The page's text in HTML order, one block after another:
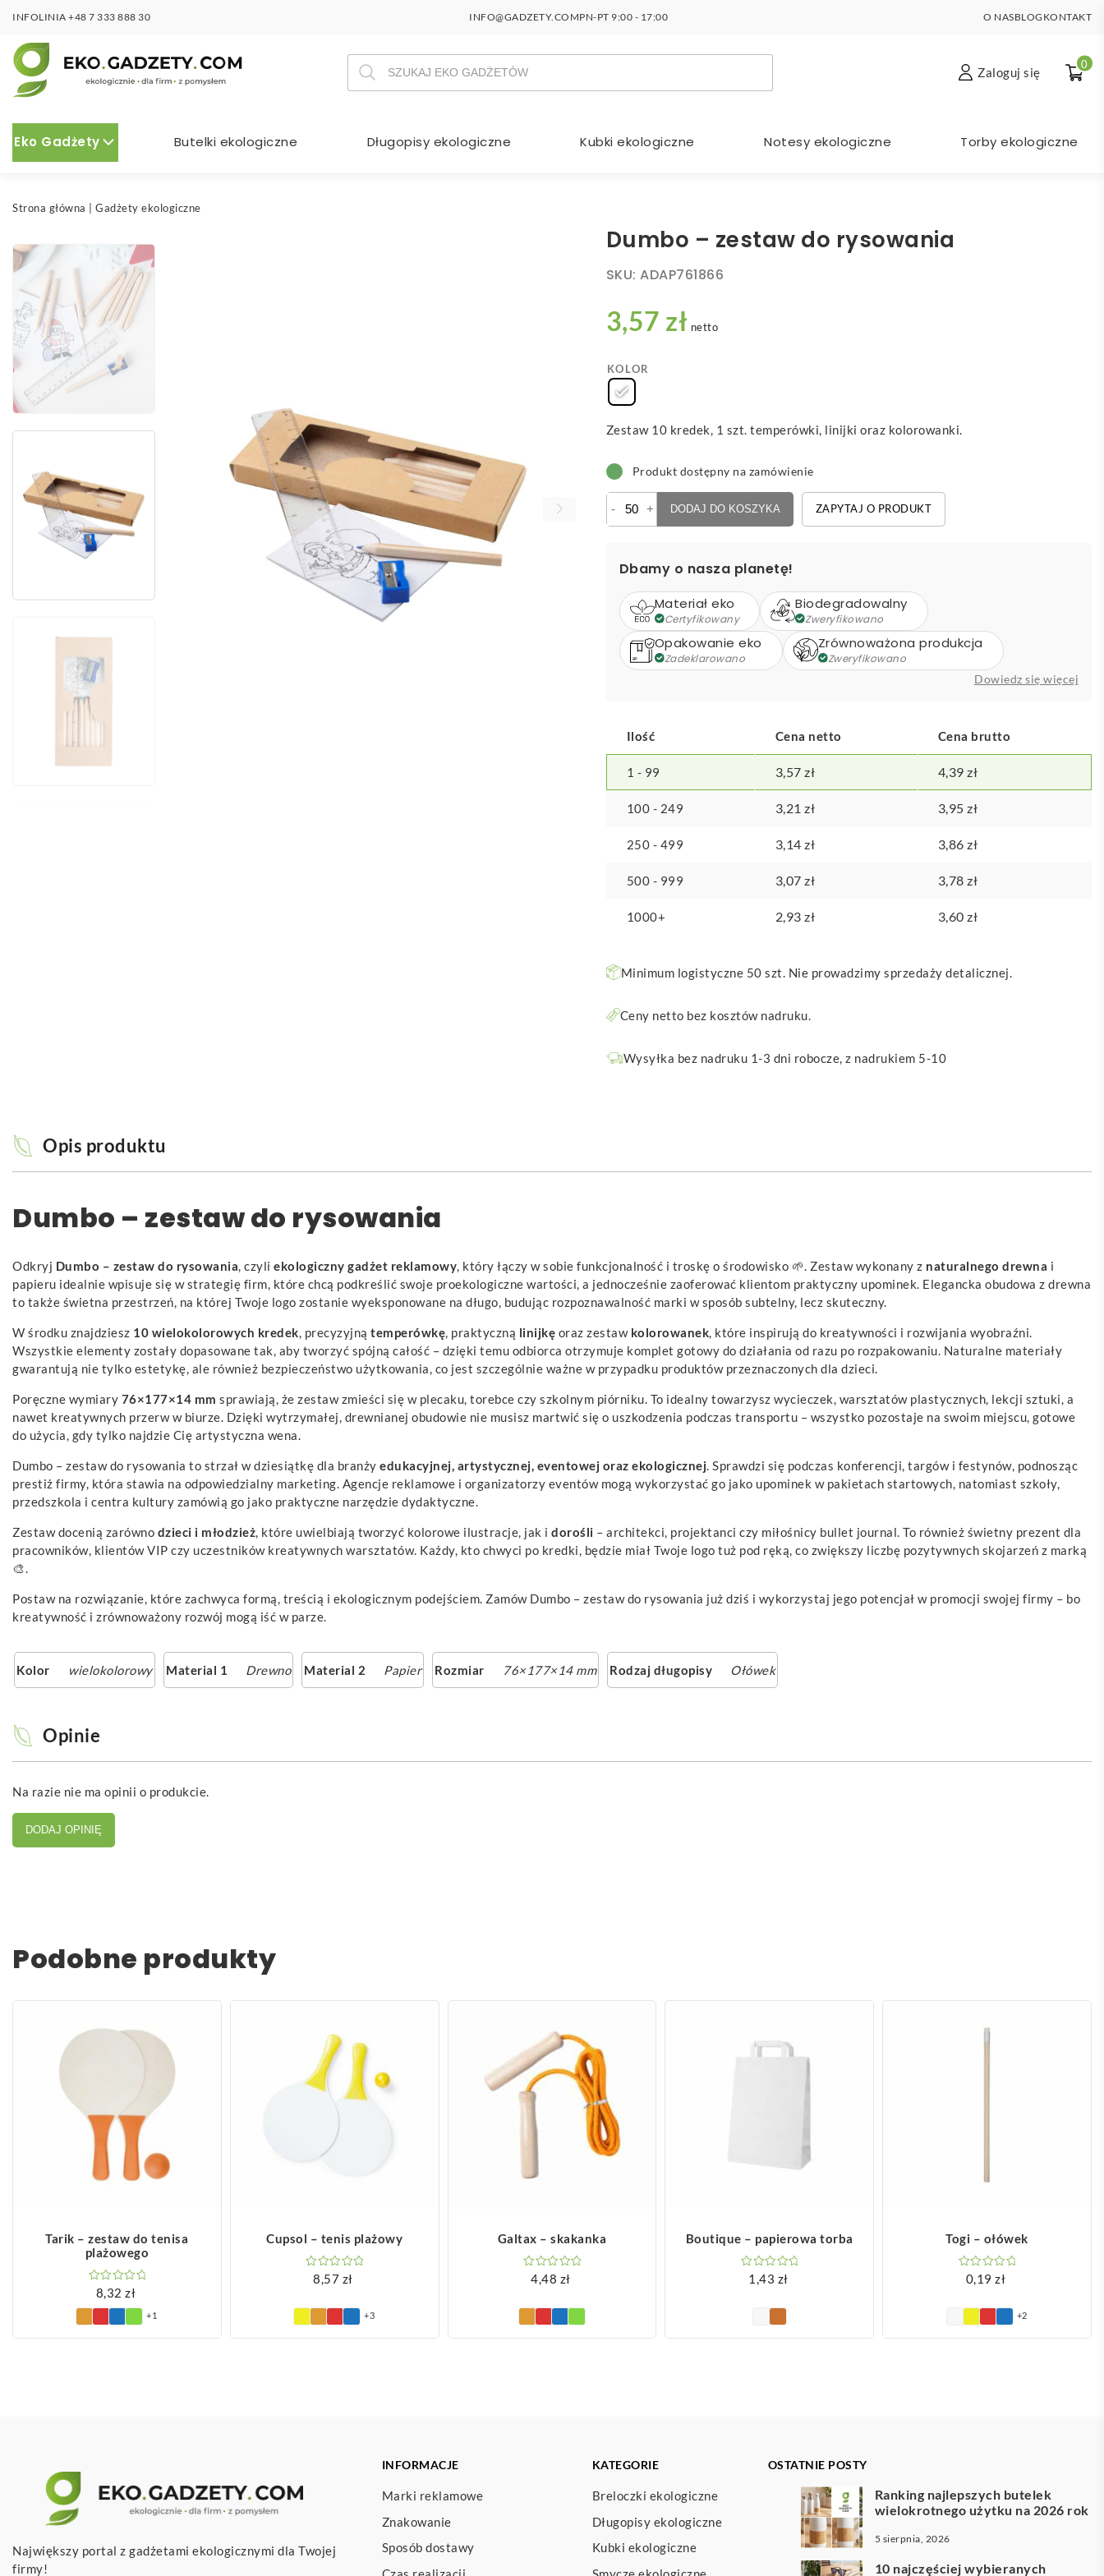
INFOLINIA +48 7 333 888 30 INFO@GADZETY.COMPN-PT 9:00 - 17:00 O NASBLOG KONTAKT
Wyszukiwarka
produktów
Zaloguj się
0
Eko Gadżety Butelki ekologiczne Długopisy ekologiczne Kubki ekologiczne Notesy ekologiczne Torby ekologiczne
Strona główna Gadżety ekologiczne
Dumbo – zestaw do rysowania
SKU:ADAP761866
3,57 zł netto
KOLOR
Zestaw 10 kredek, 1 szt. temperówki, linijki oraz kolorowanki.
Produkt dostępny na zamówienie
-
ilość
rysowania
+ DODAJ DO KOSZYKA ZAPYTAJ O PRODUKT
Dbamy o nasza planetę!
Materiał eko
Certyfikowany
Biodegradowalny
Zweryfikowano
Opakowanie eko
Zadeklarowano
Zrównoważona produkcja
Zweryfikowano
Dowiedz się więcej
Ilość Cena netto Cena brutto
1 - 99 3,57zł 4,39zł
100 - 249 3,21zł 3,95zł
250 - 499 3,14zł 3,86zł
500 - 999 3,07zł 3,78zł
1000+ 2,93zł 3,60zł
Minimum logistyczne 50 szt. Nie prowadzimy sprzedaży detalicznej.
Ceny netto bez kosztów nadruku.
Wysyłka bez nadruku 1-3 dni robocze, z nadrukiem 5-10
Opis produktu
Dumbo – zestaw do rysowania
Odkryj Dumbo – zestaw do rysowania, czyli ekologiczny gadżet reklamowy, który łączy w sobie funkcjonalność i troskę o środowisko 🌱. Zestaw wykonany z naturalnego drewna i
papieru idealnie wpisuje się w strategię firm, które chcą podkreślić swoje proekologiczne wartości, a jednocześnie zaoferować klientom praktyczny upominek. Elegancka obudowa z drewna
to także świetna przestrzeń, na której Twoje logo zostanie wyeksponowane na długo, budując rozpoznawalność marki w sposób subtelny, lecz skuteczny.
W środku znajdziesz 10 wielokolorowych kredek, precyzyjną temperówkę, praktyczną linijkę oraz zestaw kolorowanek, które inspirują do kreatywności i rozwijania wyobraźni.
Wszystkie elementy zostały dopasowane tak, aby tworzyć spójną całość – dzięki temu odbiorca otrzymuje komplet gotowy do działania od razu po rozpakowaniu. Naturalne materiały
gwarantują nie tylko estetykę, ale również bezpieczeństwo użytkowania, co jest szczególnie ważne w przypadku produktów przeznaczonych dla dzieci.
Poręczne wymiary 76×177×14 mm sprawiają, że zestaw zmieści się w plecaku, torebce czy szkolnym piórniku. To idealny towarzysz wycieczek, warsztatów plastycznych, lekcji sztuki, a
nawet kreatywnych przerw w biurze. Dzięki wytrzymałej, drewnianej obudowie nie musisz martwić się o uszkodzenia podczas transportu – wszystko pozostaje na swoim miejscu, gotowe
do użycia, gdy tylko najdzie Cię artystyczna wena.
Dumbo – zestaw do rysowania to strzał w dziesiątkę dla branży edukacyjnej, artystycznej, eventowej oraz ekologicznej. Sprawdzi się podczas konferencji, targów i festynów, podnosząc
prestiż firmy, która stawia na odpowiedzialny marketing. Agencje reklamowe i organizatorzy eventów mogą wykorzystać go jako upominek w pakietach startowych, natomiast szkoły,
przedszkola i centra kultury zamówią go jako praktyczne narzędzie dydaktyczne.
Zestaw docenią zarówno dzieci i młodzież, które uwielbiają tworzyć kolorowe ilustracje, jak i dorośli – architekci, projektanci czy miłośnicy bullet journal. To również świetny prezent dla
pracowników, klientów VIP czy uczestników kreatywnych warsztatów. Każdy, kto chwyci po kredki, będzie miał Twoje logo tuż pod ręką, co zwiększy liczbę pozytywnych skojarzeń z marką
🎨.
Postaw na rozwiązanie, które zachwyca formą, treścią i ekologicznym podejściem. Zamów Dumbo – zestaw do rysowania już dziś i wykorzystaj jego potencjał w promocji swojej firmy – bo
kreatywność i zrównoważony rozwój mogą iść w parze.
Kolor wielokolorowy Material 1 Drewno Material 2 Papier Rozmiar 76×177×14 mm Rodzaj długopisy Ołówek
Opinie
Na razie nie ma opinii o produkcie.
DODAJ OPINIĘ
Podobne produkty
Tarik – zestaw do tenisa
plażowego
8,32zł
+1
Cupsol – tenis plażowy
8,57 zł
+3
Galtax – skakanka
4,48 zł
Boutique – papierowa torba
1,43 zł
Togi – ołówek
0,19zł
+2
Największy portal z gadżetami ekologicznymi dla Twojej
firmy!
INFORMACJE
Marki reklamowe
Znakowanie
Sposób dostawy
KATEGORIE
Breloczki ekologiczne
Długopisy ekologiczne
Kubki ekologiczne
OSTATNIE POSTY
Ranking najlepszych butelek
wielokrotnego użytku na 2026 rok
5 sierpnia, 2026
10 najczęściej wybieranych